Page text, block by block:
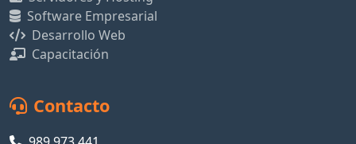
Servidores y Hosting
Software Empresarial
Desarrollo Web
Capacitación
Contacto